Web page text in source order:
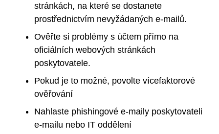
stránkách, na které se dostanete
prostřednictvím nevyžádaných e-mailů.
Ověřte si problémy s účtem přímo na
oficiálních webových stránkách
poskytovatele.
Pokud je to možné, povolte vícefaktorové
ověřování
Nahlaste phishingové e-maily poskytovateli
e-mailu nebo IT oddělení